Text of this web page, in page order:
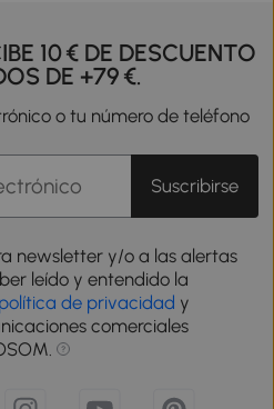
10 € DE DESCUENTO
DE +79 €.
o tu número de teléfono
Suscribirse
newsletter y/o a las alertas
leído y entendido la
política de privacidad y
comerciales